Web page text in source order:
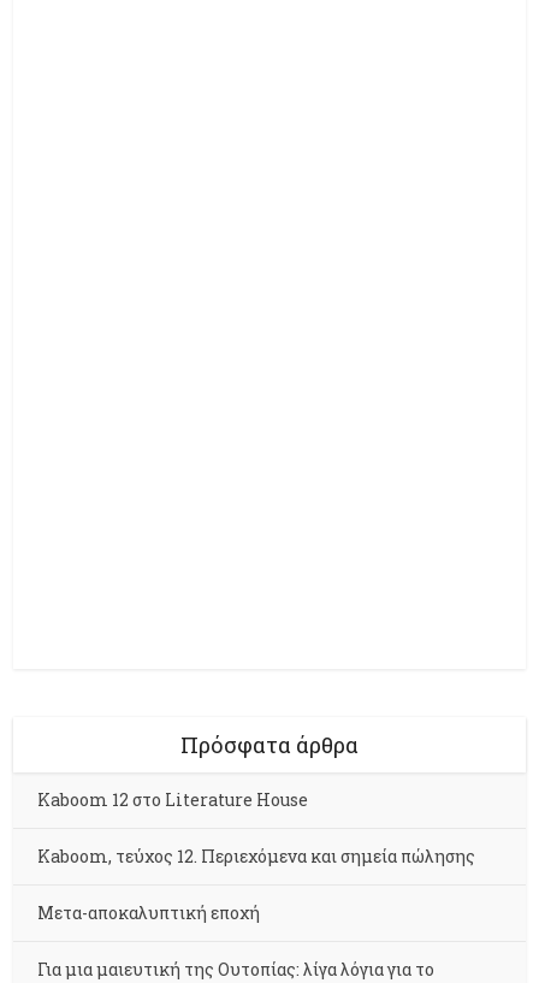
Πρόσφατα άρθρα
Kaboom 12 στο Literature House
Kaboom, τεύχος 12. Περιεχόμενα και σημεία πώλησης
Μετα-αποκαλυπτική εποχή
Για μια μαιευτική της Ουτοπίας: λίγα λόγια για το